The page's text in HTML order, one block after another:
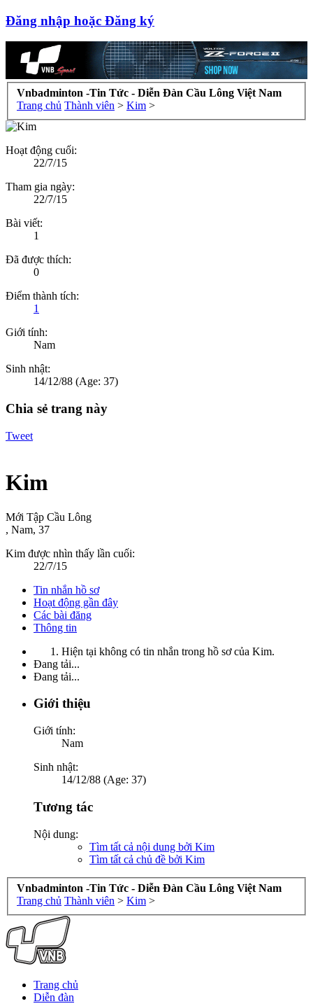
Đăng nhập hoặc Đăng ký
Vnbadminton -Tin Tức - Diễn Đàn Cầu Lông Việt Nam
Trang chủ Thành viên > Kim >
Hoạt động cuối:
22/7/15
Tham gia ngày:
22/7/15
Bài viết:
1
Đã được thích:
0
Điểm thành tích:
1
Giới tính:
Nam
Sinh nhật:
14/12/88 (Age: 37)
Chia sẻ trang này
Tweet
Kim
Mới Tập Cầu Lông
, Nam, 37
Kim được nhìn thấy lần cuối:
22/7/15
Tin nhắn hồ sơ
Hoạt động gần đây
Các bài đăng
Thông tin
Hiện tại không có tin nhắn trong hồ sơ của Kim.
Đang tải...
Đang tải...
Giới thiệu
Giới tính:
Nam
Sinh nhật:
14/12/88 (Age: 37)
Tương tác
Nội dung:
Tìm tất cả nội dung bởi Kim
Tìm tất cả chủ đề bởi Kim
Vnbadminton -Tin Tức - Diễn Đàn Cầu Lông Việt Nam
Trang chủ Thành viên > Kim >
Trang chủ
Diễn đàn